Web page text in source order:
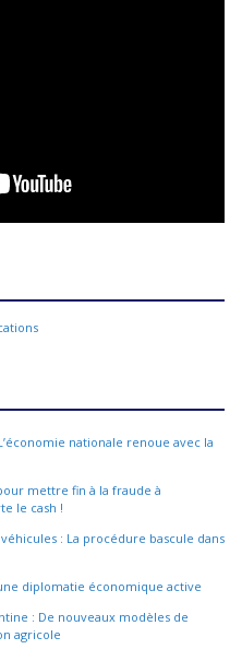
nationale renoue avec la
mettre fin à la fraude à
le cash !
: La procédure bascule dans
diplomatie économique active
: De nouveaux modèles de
agricole